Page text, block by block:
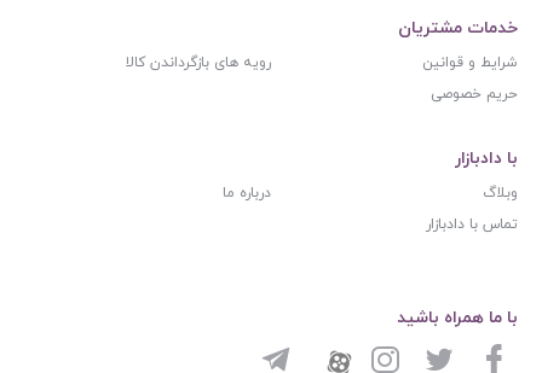
خدمات مشتریان
شرایط و قوانین
رویه های بازگرداندن کالا
حریم خصوصی
با دادبازار
وبلاگ
درباره ما
تماس با دادبازار
با ما همراه باشید